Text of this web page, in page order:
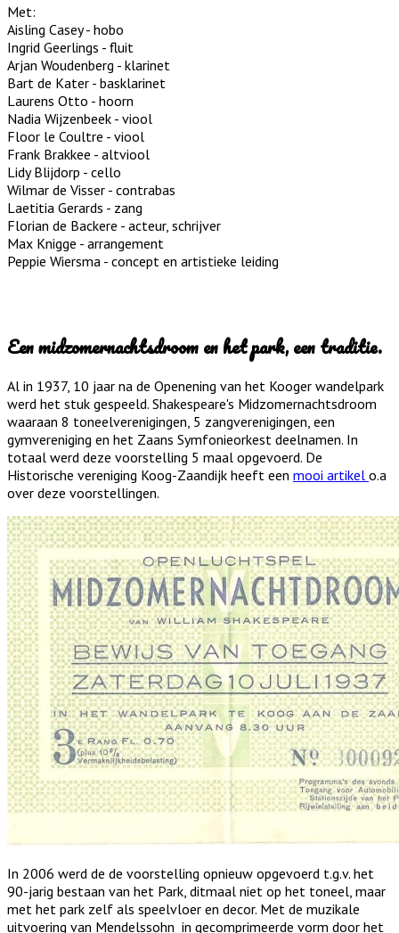
Met:
Aisling Casey - hobo
Ingrid Geerlings - fluit
Arjan Woudenberg - klarinet
Bart de Kater - basklarinet
Laurens Otto - hoorn
Nadia Wijzenbeek - viool
Floor le Coultre - viool
Frank Brakkee - altviool
Lidy Blijdorp - cello
Wilmar de Visser - contrabas
Laetitia Gerards - zang
Florian de Backere - acteur, schrijver
Max Knigge - arrangement
Peppie Wiersma - concept en artistieke leiding
Een midzomernachtsdroom en het park, een traditie.
Al in 1937, 10 jaar na de Openening van het Kooger wandelpark
werd het stuk gespeeld. Shakespeare's Midzomernachtsdroom
waaraan 8 toneelverenigingen, 5 zangverenigingen, een
gymvereniging en het Zaans Symfonieorkest deelnamen. In
totaal werd deze voorstelling 5 maal opgevoerd. De
Historische vereniging Koog-Zaandijk heeft een mooi artikel o.a
over deze voorstellingen.
In 2006 werd de de voorstelling opnieuw opgevoerd t.g.v. het
90-jarig bestaan van het Park, ditmaal niet op het toneel, maar
met het park zelf als speelvloer en decor. Met de muzikale
uitvoering van Mendelssohn in gecomprimeerde vorm door het